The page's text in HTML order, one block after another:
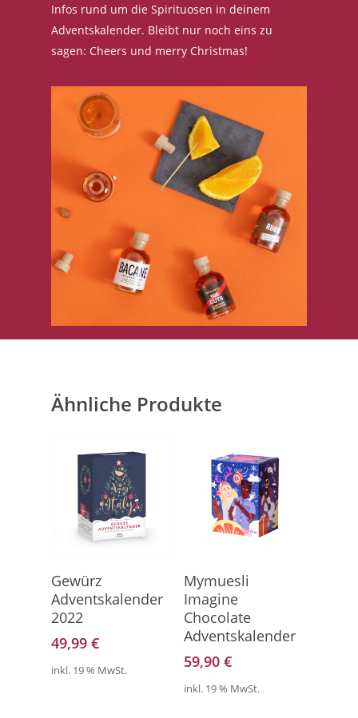
Infos rund um die Spirituosen in deinem
Adventskalender. Bleibt nur noch eins zu
sagen: Cheers und merry Christmas!
Ähnliche Produkte
Kalender
Gewürz
Adventskalender
2022
49,99 €
inkl. 19 % MwSt.
Kalender
Mymuesli
Imagine
Chocolate
Adventskalender
59,90€
inkl. 19 % MwSt.